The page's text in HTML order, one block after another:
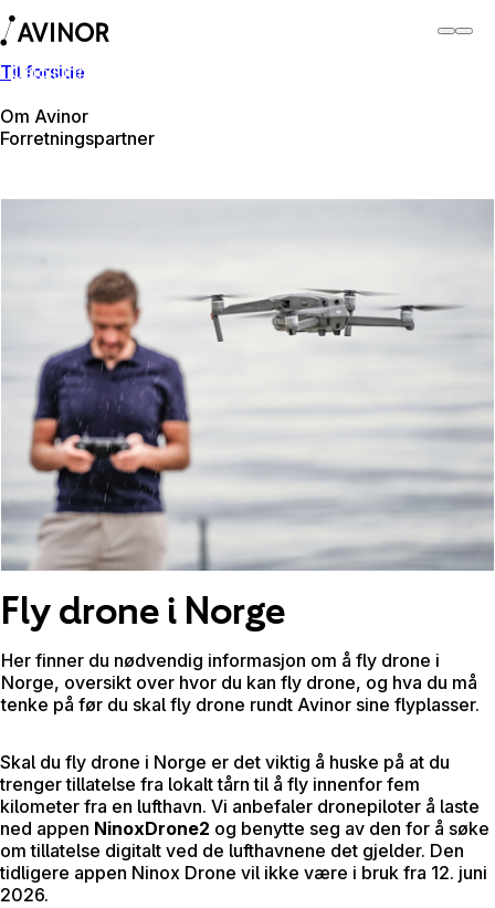
Til forside
Om Avinor
Forretningspartner
Oslo lufthavn
Fly drone i Norge
Her finner du nødvendig informasjon om å fly drone i
Norge, oversikt over hvor du kan fly drone, og hva du må
tenke på før du skal fly drone rundt Avinor sine flyplasser.
Skal du fly drone i Norge er det viktig å huske på at du
trenger tillatelse fra lokalt tårn til å fly innenfor fem
kilometer fra en lufthavn. Vi anbefaler dronepiloter å laste
ned appen NinoxDrone2 og benytte seg av den for å søke
om tillatelse digitalt ved de lufthavnene det gjelder. Den
tidligere appen Ninox Drone vil ikke være i bruk fra 12. juni
2026.